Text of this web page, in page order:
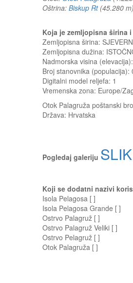
Oštrina: Biskup Rt(45.280
Koja je zemljopisna širina
Zemljopisna širina:
Zemljopisna dužina:
Nadmorska visina (elevacija):
Broj stanovnika (populacija):
Digitalni model reljefa: 1
Vremenska zona: Europe/
Otok Palagruža poštanski
Država: Hrvatska
Pogledaj galeriju
Koji se dodatni nazivi
Isola Pelagosa [ ]
Isola Pelagosa Grande [ ]
Ostrvo Palagruž [ ]
Ostrvo Palagruž Veliki [ ]
Ostrvo Pelagruž [ ]
Otok Palagruža [ ]